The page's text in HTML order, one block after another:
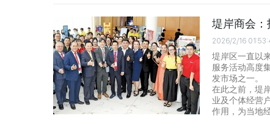
堤岸商会
2026/2/16
堤岸区一直以
服务活动高度
发市场之一。
在此之前，堤
业及个体经营
作用，为当地